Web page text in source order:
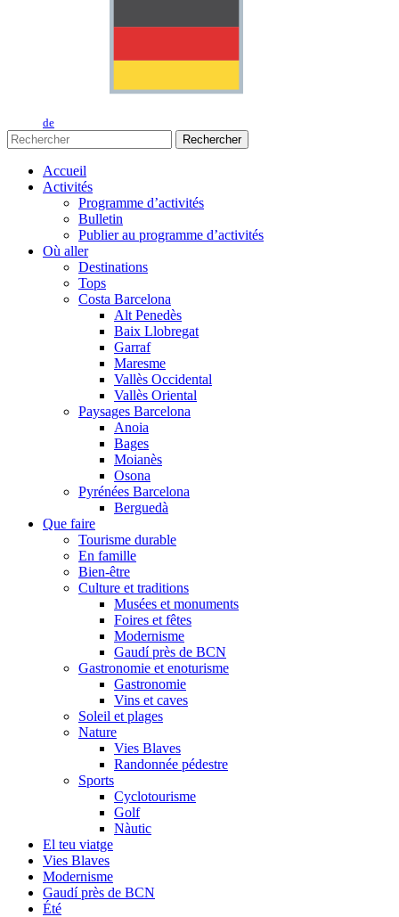
de
Rechercher
Accueil
Activités
Programme d’activités
Bulletin
Publier au programme d’activités
Où aller
Destinations
Tops
Costa Barcelona
Alt Penedès
Baix Llobregat
Garraf
Maresme
Vallès Occidental
Vallès Oriental
Paysages Barcelona
Anoia
Bages
Moianès
Osona
Pyrénées Barcelona
Berguedà
Que faire
Tourisme durable
En famille
Bien-être
Culture et traditions
Musées et monuments
Foires et fêtes
Modernisme
Gaudí près de BCN
Gastronomie et enoturisme
Gastronomie
Vins et caves
Soleil et plages
Nature
Vies Blaves
Randonnée pédestre
Sports
Cyclotourisme
Golf
Nàutic
El teu viatge
Vies Blaves
Modernisme
Gaudí près de BCN
Été